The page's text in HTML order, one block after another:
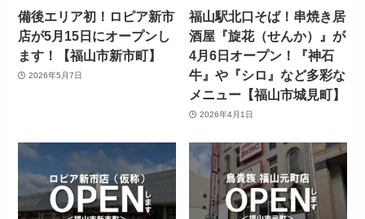
備後エリア初！ロピア新市
店が5月15日にオープンし
ます！【福山市新市町】
2026年5月7日
福山駅北口そば！串焼き居
酒屋『旋花（せんか）』が
4月6日オープン！『神石
牛』や『シロ』など多彩な
メニュー【福山市城見町】
2026年4月1日